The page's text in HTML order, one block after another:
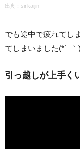
出典：sinkaijin
でも途中で疲れてし
てしまいました(*´ｰ｀)
引っ越しが上手く